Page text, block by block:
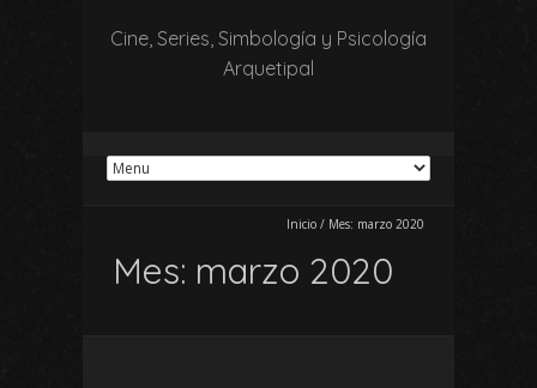
Cine, Series, Simbología y Psicología
Arquetipal
Inicio / Mes: marzo 2020
Mes: marzo 2020